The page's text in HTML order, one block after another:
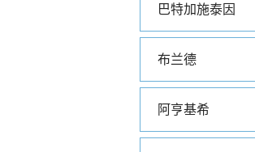
巴特加施泰因
布兰德
阿亨基希